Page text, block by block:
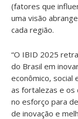
(fatores que
uma visão
cada região.
“O IBID 2025
do Brasil em
econômico, social
as fortalezas e
no esforço para
de inovação e